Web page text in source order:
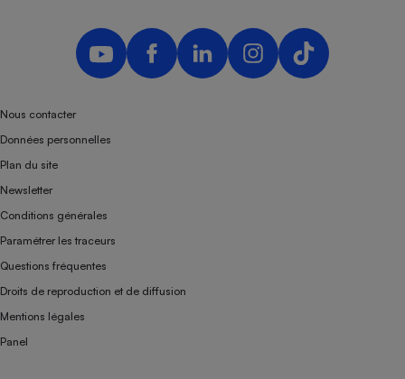
Nous contacter
Données personnelles
Plan du site
Newsletter
Conditions générales
Paramétrer les traceurs
Questions fréquentes
Droits de reproduction et de diffusion
Mentions légales
Panel